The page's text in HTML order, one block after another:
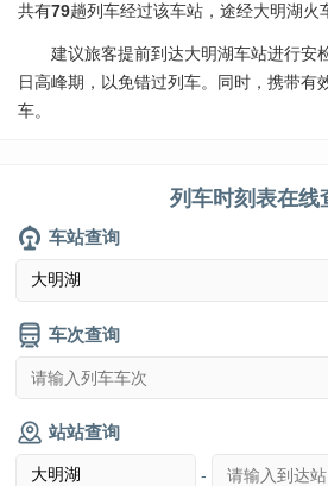
共有79趟列车经过该车站，途经大明湖火
建议旅客提前到达大明湖车站进行安
日高峰期，以免错过列车。同时，携带有
车。
列车时刻表在线
车站查询
车次查询
站站查询
-